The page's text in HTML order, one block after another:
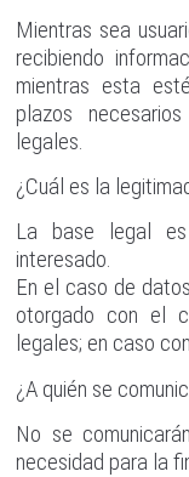
Mientras sea
recibiendo
mientras esta
plazos
legales.
¿Cuál es la
La base legal
interesado.
En el caso de
otorgado con el
legales; en caso
¿A quién se
No se
necesidad para la